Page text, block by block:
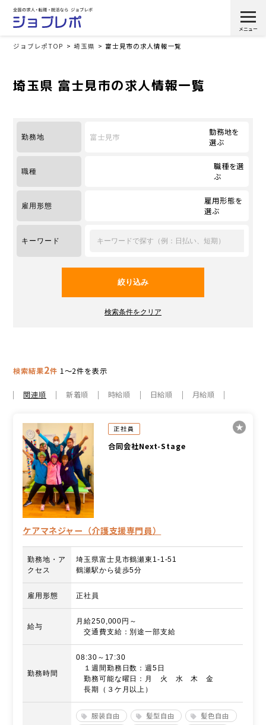
ジョブレポTOP 埼玉県 富士見市の求人情報一覧
埼玉県 富士見市の求人情報一覧
勤務地 富士見市
勤務地を
選ぶ
職種
職種を選
ぶ
雇用形態
雇用形態を
選ぶ
キーワード
検索結果2件 1～2件を表示
関連順 新着順 時給順 日給順 月給順
正社員
合同会社Next-Stage
ケアマネジャー（介護支援専門員）
勤務地・ア
クセス
埼玉県富士見市鶴瀬東1-1-51
鶴瀬駅から徒歩5分
雇用形態 正社員
給与
月給250,000円～
交通費支給：別途一部支給
勤務時間
08:30～17:30
１週間勤務日数：週5日
勤務可能な曜日：月 火 水 木 金
長期（３ケ月以上）
服装自由 髪型自由
髪色自由